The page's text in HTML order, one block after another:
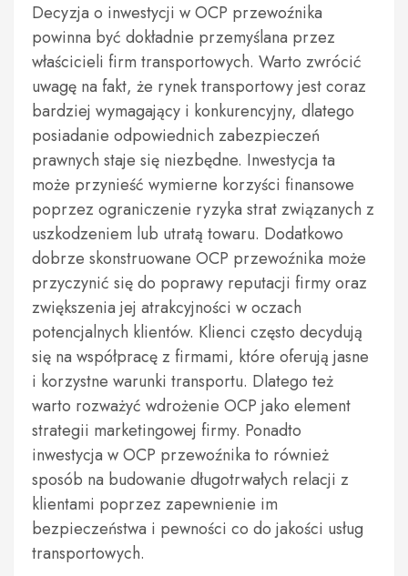
Decyzja o inwestycji w OCP przewoźnika
powinna być dokładnie przemyślana przez
właścicieli firm transportowych. Warto zwrócić
uwagę na fakt, że rynek transportowy jest coraz
bardziej wymagający i konkurencyjny, dlatego
posiadanie odpowiednich zabezpieczeń
prawnych staje się niezbędne. Inwestycja ta
może przynieść wymierne korzyści finansowe
poprzez ograniczenie ryzyka strat związanych z
uszkodzeniem lub utratą towaru. Dodatkowo
dobrze skonstruowane OCP przewoźnika może
przyczynić się do poprawy reputacji firmy oraz
zwiększenia jej atrakcyjności w oczach
potencjalnych klientów. Klienci często decydują
się na współpracę z firmami, które oferują jasne
i korzystne warunki transportu. Dlatego też
warto rozważyć wdrożenie OCP jako element
strategii marketingowej firmy. Ponadto
inwestycja w OCP przewoźnika to również
sposób na budowanie długotrwałych relacji z
klientami poprzez zapewnienie im
bezpieczeństwa i pewności co do jakości usług
transportowych.